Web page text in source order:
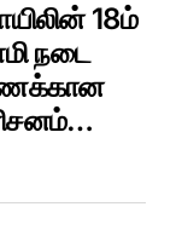
18ம்
நடை